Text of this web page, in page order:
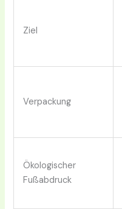
Ziel
Verpackung
Ökologischer
Fußabdruck